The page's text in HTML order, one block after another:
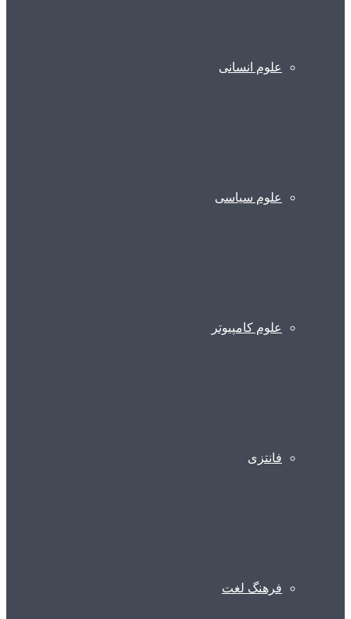
علوم انسانی
علوم سیاسی
علوم کامپیوتر
فانتزی
فرهنگ لغت